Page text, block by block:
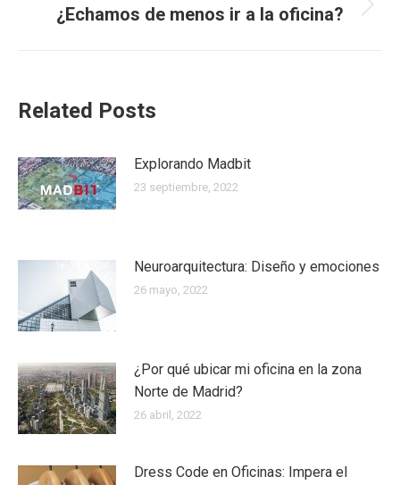
Publicación
¿Echamos de menos ir a la oficina?
Related Posts
Explorando Madbit
23 septiembre, 2022
Neuroarquitectura: Diseño y emociones
26 mayo, 2022
¿Por qué ubicar mi oficina en la zona
Norte de Madrid?
26 abril, 2022
Dress Code en Oficinas: Impera el